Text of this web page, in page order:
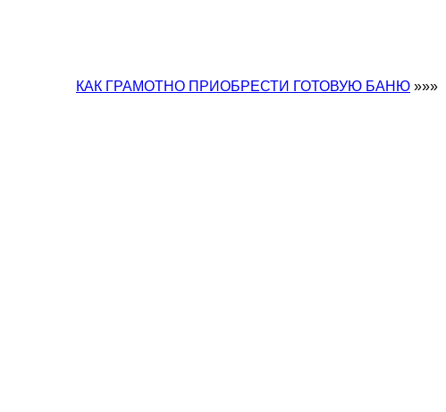
КАК ГРАМОТНО ПРИОБРЕСТИ ГОТОВУЮ БАНЮ »»»